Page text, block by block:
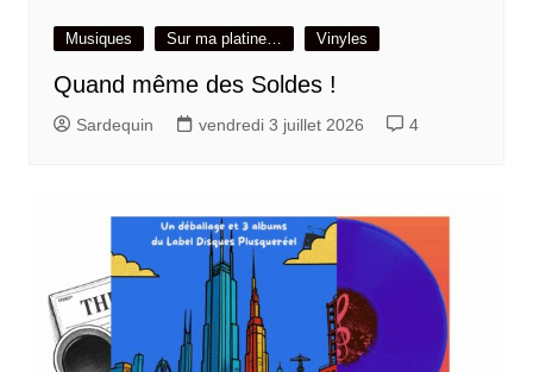
Musiques Sur ma platine… Vinyles
Quand même des Soldes !
Sardequin vendredi 3 juillet 2026 4